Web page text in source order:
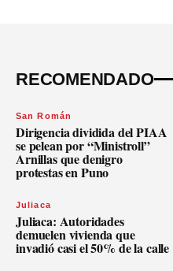
RECOMENDADO
San Román
Dirigencia dividida del PIAA
se pelean por “Ministroll”
Arnillas que denigro
protestas en Puno
Juliaca
Juliaca: Autoridades
demuelen vivienda que
invadió casi el 50% de la calle